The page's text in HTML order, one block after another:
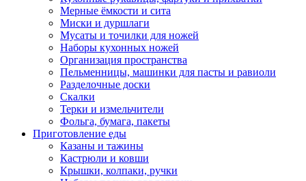
Мерные ёмкости и сита
Миски и дуршлаги
Мусаты и точилки для ножей
Наборы кухонных ножей
Организация пространства
Пельменницы, машинки для пасты и равиоли
Разделочные доски
Скалки
Терки и измельчители
Фольга, бумага, пакеты
Приготовление еды
Казаны и тажины
Кастрюли и ковши
Крышки, колпаки, ручки